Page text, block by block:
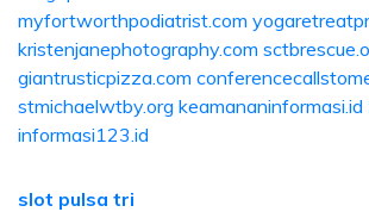
myfortworthpodiatrist.com
kristenjanephotography.com
giantrusticpizza.com
stmichaelwtby.org keamananinformasi.id
informasi123.id
slot pulsa tri